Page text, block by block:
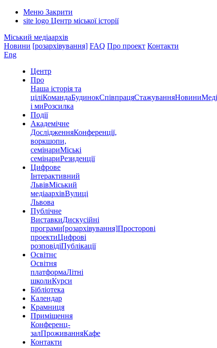
Меню Закрити
site logo Центр міської історії
Міський медіаархів
Новини [розархівування] FAQ Про проект Контакти
Eng
Центр
Про
Наша історія та
ціліКомандаБудинокСпівпрацяСтажуванняНовини
і миРозсилка
Події
Академічне
ДослідженняКонференції,
воркшопи,
семінариМіські
семінариРезиденції
Цифрове
Інтерактивний
ЛьвівМіський
медіаархівВулиці
Львова
Публічне
ВиставкиДискусійні
програми[розархівування]Просторові
проектиЦифрові
розповідіПублікації
Освітнє
Освітня
платформаЛітні
школиКурси
Бібліотека
Календар
Крамниця
Приміщення
Конференц-
залПроживанняКафе
Контакти